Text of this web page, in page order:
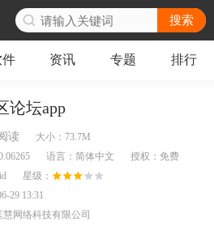
搜索
件 资讯 专题 排行
论坛app
读 大小： 73.7M
语言： 简体中文 授权： 免费
星级：
29 13:31
慧网络科技有限公司